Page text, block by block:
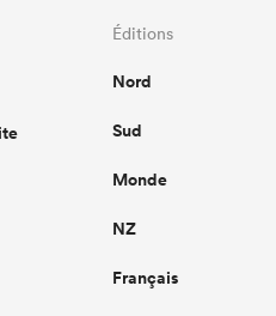
Éditions
Nord
Sud
Monde
NZ
Français